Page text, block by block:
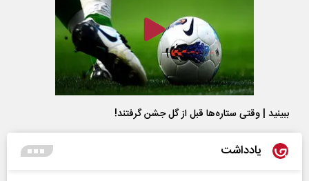
ببینید | وقتی ستاره‌ها قبل از گل جشن گرفتند!
یادداشت